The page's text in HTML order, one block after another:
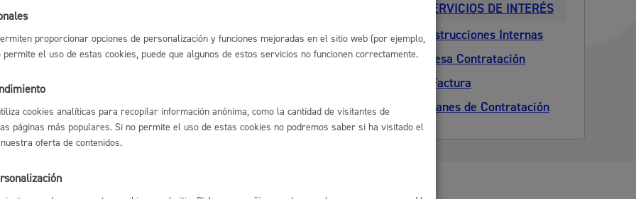
SERVICIOS DE INTERÉS
Instrucciones Internas
Mesa Contratación
eFactura
Planes de Contratación
proporcionar opciones de personalización y funciones mejoradas en el sitio web (por ejemplo,
permite el uso de estas cookies, puede que algunos de estos servicios no funcionen correctamente.
cookies analíticas para recopilar información anónima, como la cantidad de visitantes de
páginas más populares. Si no permite el uso de estas cookies no podremos saber si ha visitado el
oferta de contenidos.